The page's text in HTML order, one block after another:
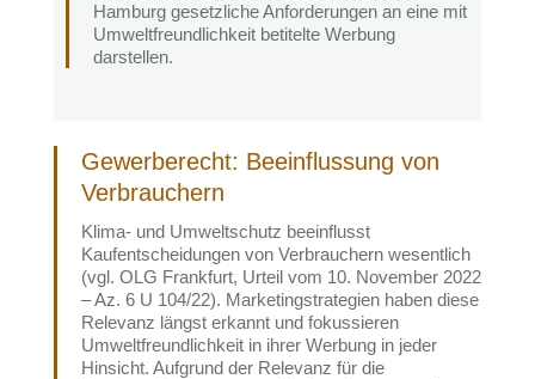
Hamburg gesetzliche Anforderungen an eine mit
Umweltfreundlichkeit betitelte Werbung
darstellen.
Gewerberecht: Beeinflussung von
Verbrauchern
Klima- und Umweltschutz beeinflusst
Kaufentscheidungen von Verbrauchern wesentlich
(vgl. OLG Frankfurt, Urteil vom 10. November 2022
– Az. 6 U 104/22). Marketingstrategien haben diese
Relevanz längst erkannt und fokussieren
Umweltfreundlichkeit in ihrer Werbung in jeder
Hinsicht. Aufgrund der Relevanz für die